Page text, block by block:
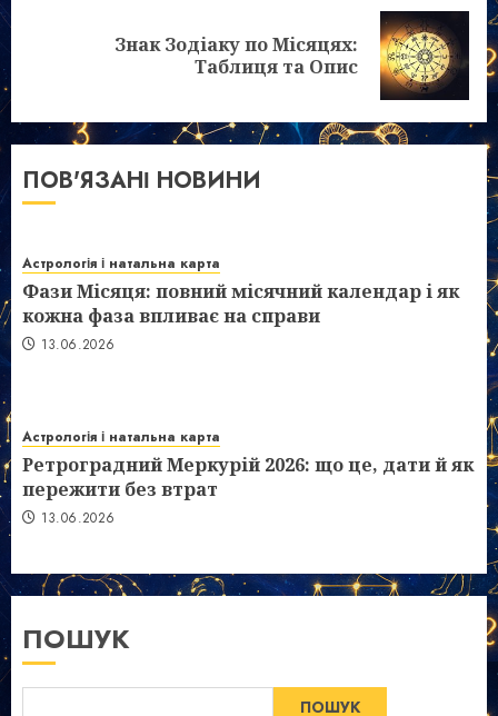
НаступнийЗнак Зодіаку по Місяцях:
Таблиця та Опис
ПОВ'ЯЗАНІ НОВИНИ
Астрологія і натальна карта
Фази Місяця: повний місячний календар і як
кожна фаза впливає на справи
13.06.2026
Астрологія і натальна карта
Ретроградний Меркурій 2026: що це, дати й як
пережити без втрат
13.06.2026
ПОШУК
ПОШУК